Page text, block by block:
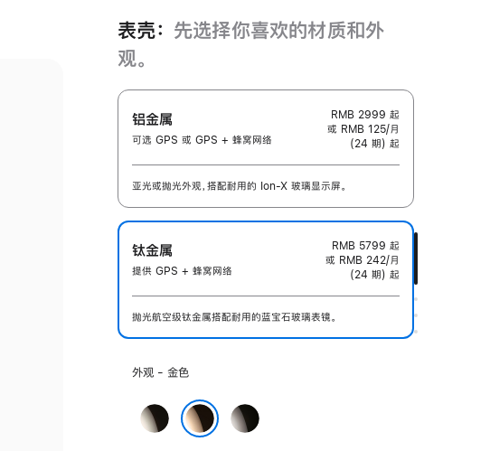
表壳： 先选择你喜欢的材质和外
观。
铝金属
可选 GPS 或 GPS + 蜂窝网络
RMB 2999 起
或 RMB 125/月
(24 期) 起
亚光或抛光外观，搭配耐用的 Ion-X 玻璃显示屏。
钛金属
提供 GPS + 蜂窝网络
RMB 5799 起
或 RMB 242/月
(24 期) 起
抛光航空级钛金属搭配耐用的蓝宝石玻璃表镜。
外观 - 金色
原
色
石
板